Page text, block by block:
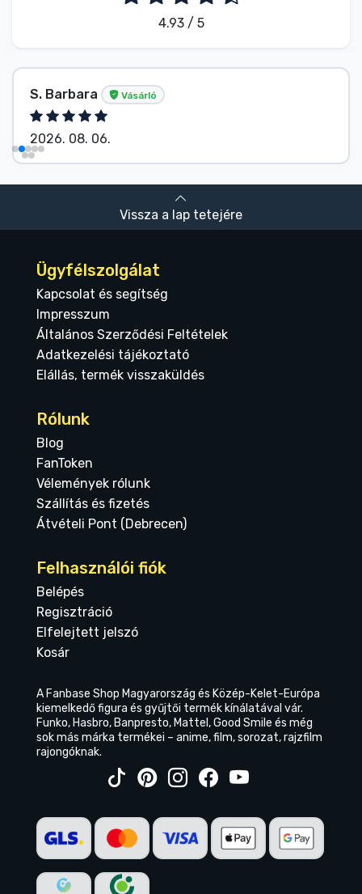
4.93 / 5
S. Barbara Vásárló
2026. 08. 06.
Vissza a lap tetejére
Ügyfélszolgálat
Kapcsolat és segítség
Impresszum
Általános Szerződési Feltételek
Adatkezelési tájékoztató
Elállás, termék visszaküldés
Rólunk
Blog
FanToken
Vélemények rólunk
Szállítás és fizetés
Átvételi Pont (Debrecen)
Felhasználói fiók
Belépés
Regisztráció
Elfelejtett jelszó
Kosár
A Fanbase Shop Magyarország és Közép-Kelet-Európa
kiemelkedő figura és gyűjtői termék kínálatával vár.
Funko, Hasbro, Banpresto, Mattel, Good Smile és még
sok más márka termékei – anime, film, sorozat, rajzfilm
rajongóknak.